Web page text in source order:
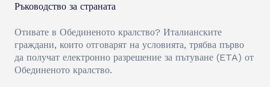
Ръководство за страната
Отивате в Обединеното кралство? Италианските
граждани, които отговарят на условията, трябва първо
да получат електронно разрешение за пътуване (ETA) от
Обединеното кралство.